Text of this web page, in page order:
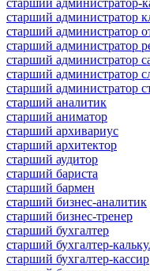
старший администратор
старший администратор
старший администратор
старший администратор
старший администратор
старший администратор
старший аналитик
старший аниматор
старший архивариус
старший архитектор
старший аудитор
старший бариста
старший бармен
старший бизнес-аналитик
старший бизнес-тренер
старший бухгалтер
старший бухгалтер-
старший бухгалтер-кассир